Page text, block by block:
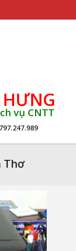
vụ CNTT
Thơ